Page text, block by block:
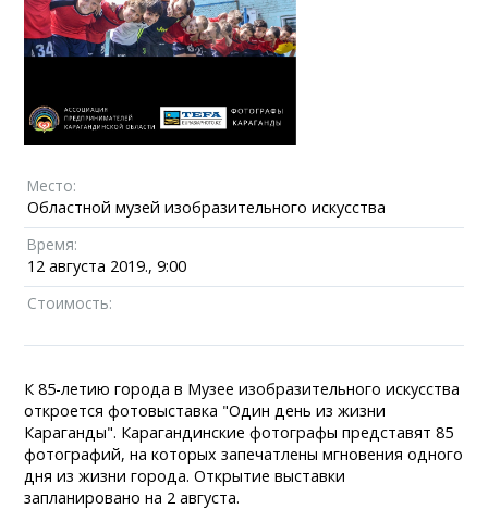
Место:
Областной музей изобразительного искусства
Время:
12 августа 2019., 9:00
Стоимость:
К 85-летию города в Музее изобразительного искусства
откроется фотовыставка "Один день из жизни
Караганды". Карагандинские фотографы представят 85
фотографий, на которых запечатлены мгновения одного
дня из жизни города. Открытие выставки
запланировано на 2 августа.